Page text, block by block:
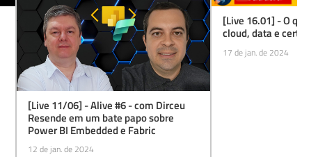
[Live 11/06] - Alive #6 - com Dirceu
Resende em um bate papo sobre
Power BI Embedded e Fabric
12 de jan. de 2024
[Live 16.01] - O que
cloud, data e
17 de jan. de 2024